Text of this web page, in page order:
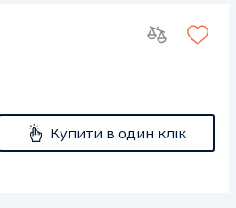
Купити в один клік